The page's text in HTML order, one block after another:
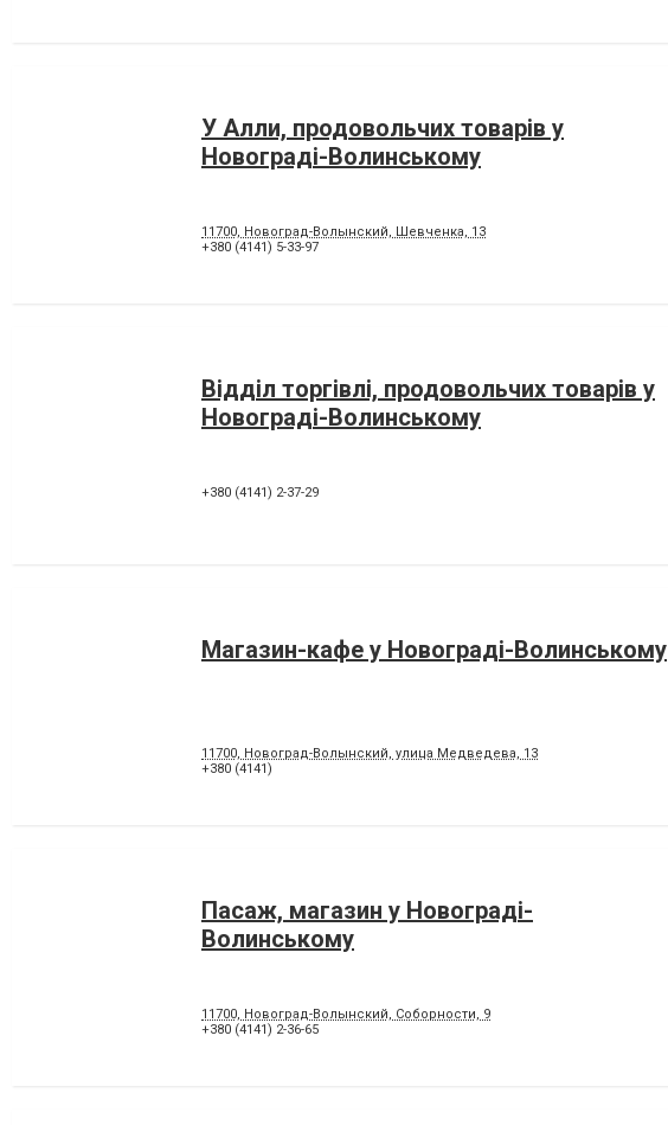
У Алли, продовольчих товарів у
Новограді-Волинському
11700, Новоград-Волынский, Шевченка, 13
+380 (4141) 5-33-97
Відділ торгівлі, продовольчих товарів у
Новограді-Волинському
+380 (4141) 2-37-29
Магазин-кафе у Новограді-Волинському
11700, Новоград-Волынский, улица Медведева, 13
+380 (4141)
Пасаж, магазин у Новограді-
Волинському
11700, Новоград-Волынский, Соборности, 9
+380 (4141) 2-36-65